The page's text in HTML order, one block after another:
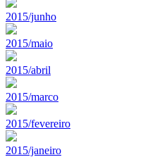
2015/junho
2015/maio
2015/abril
2015/marco
2015/fevereiro
2015/janeiro